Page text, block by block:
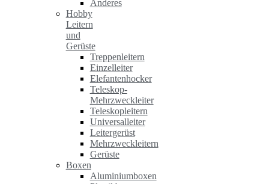
Anderes
Hobby
Leitern
und
Gerüste
Treppenleitern
Einzelleiter
Elefantenhocker
Teleskop-
Mehrzweckleiter
Teleskopleitern
Universalleiter
Leitergerüst
Mehrzweckleitern
Gerüste
Boxen
Aluminiumboxen